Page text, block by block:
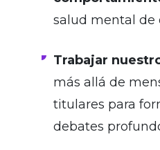
salud mental de
Trabajar
más allá de
titulares para
debates